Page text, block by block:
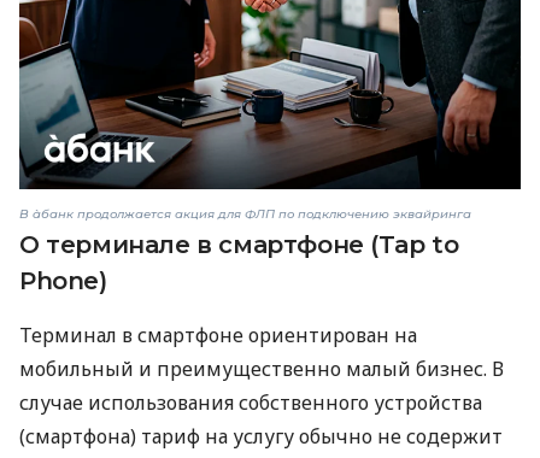
В àбанк продолжается акция для ФЛП по подключению эквайринга
О терминале в смартфоне (Tap to
Phone)
Терминал в смартфоне ориентирован на
мобильный и преимущественно малый бизнес. В
случае использования собственного устройства
(смартфона) тариф на услугу обычно не содержит